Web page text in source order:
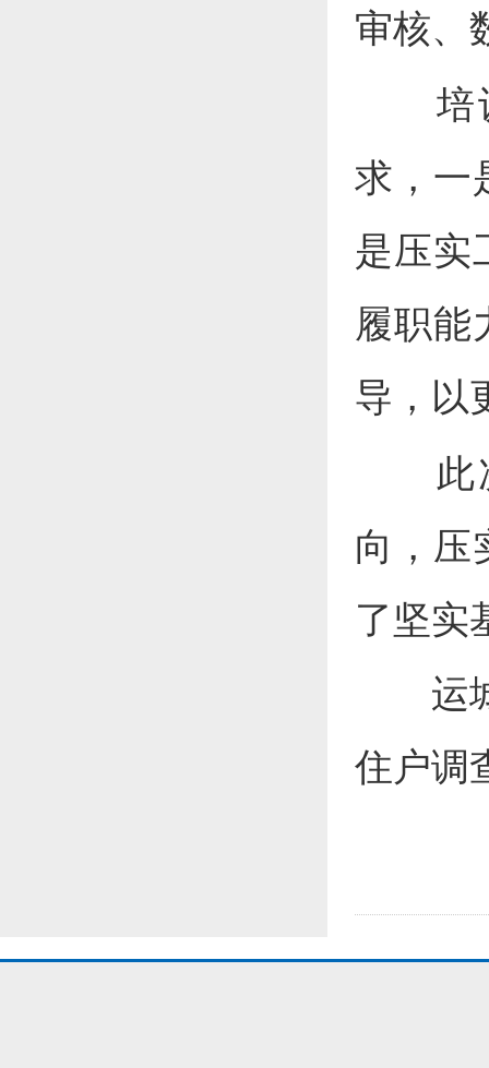
审核、
培
求，一
是压实
履职能
导，以
向，压
了坚实
运
住户调